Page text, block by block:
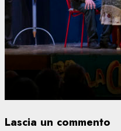
Lascia un commento